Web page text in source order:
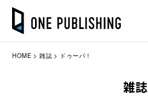
HOME 雑誌 ドゥーパ！
雑誌